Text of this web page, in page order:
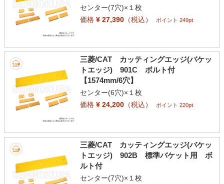
センター(7穴)×１枚
価格¥ 27,390（税込） ポイント 249pt
三菱/CAT カッティングエッジ(バケッ
トエッジ) 901C ボルト付
【1574mm/6穴】
センター(6穴)×１枚
価格¥ 24,200（税込） ポイント 220pt
三菱/CAT カッティングエッジ(バケッ
トエッジ) 902B 標準バケット用 ボ
ルト付
センター(7穴)×１枚